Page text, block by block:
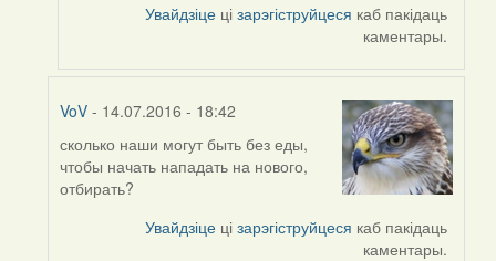
Увайдзіце цізарэгіструйцеся каб пакідаць
каментары.
VoV- 14.07.2016 - 18:42
In
reply
to
сколько наши могут быть без еды,
чтобы начать нападать на нового,
отбирать?
Увайдзіце цізарэгіструйцеся каб пакідаць
каментары.